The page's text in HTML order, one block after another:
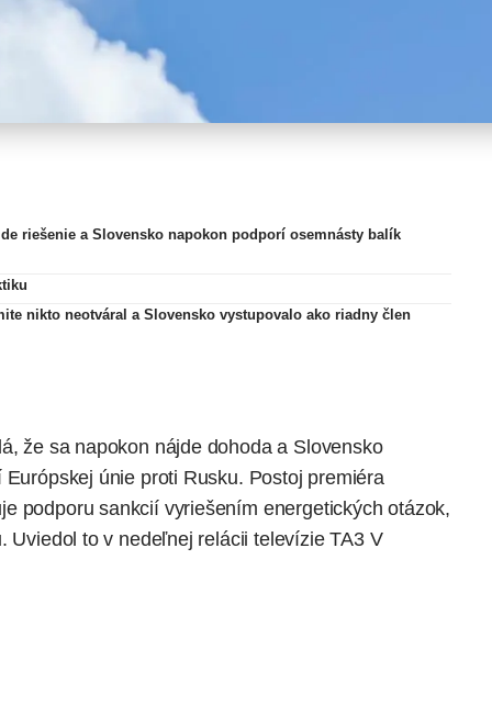
riešenie a Slovensko napokon podporí osemnásty balík
nikto neotváral a Slovensko vystupovalo ako riadny člen
že sa napokon nájde dohoda a Slovensko
únie proti Rusku. Postoj premiéra
podporu sankcií vyriešením energetických otázok,
to v nedeľnej relácii televízie TA3 V